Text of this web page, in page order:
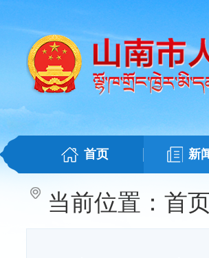
首页 新
当前位置： 首